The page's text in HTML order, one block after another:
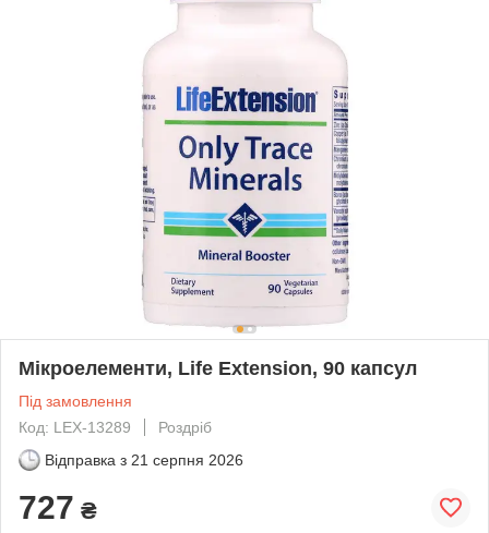
Мікроелементи, Life Extension, 90 капсул
Під замовлення
Код: LEX-13289
Роздріб
Відправка з 21 серпня 2026
727 ₴